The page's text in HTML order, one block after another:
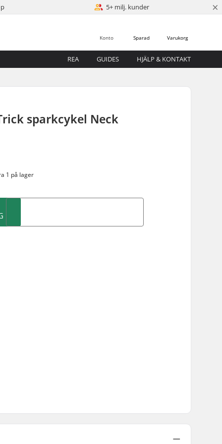
5+ milj. kunder ×
Varukorg
Sparad
Konto
REA GUIDES HJÄLP & KONTAKT
sparkcykel Neck
1 på lager